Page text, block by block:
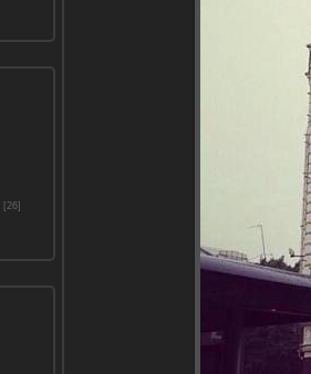
[26]